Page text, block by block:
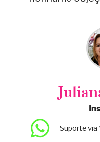
Suporte via